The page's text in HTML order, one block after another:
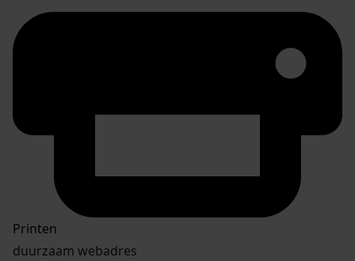
Printen
duurzaam webadres